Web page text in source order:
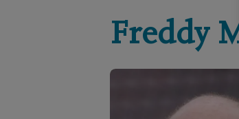
Freddy